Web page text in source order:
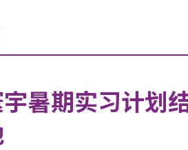
暑期实习计划